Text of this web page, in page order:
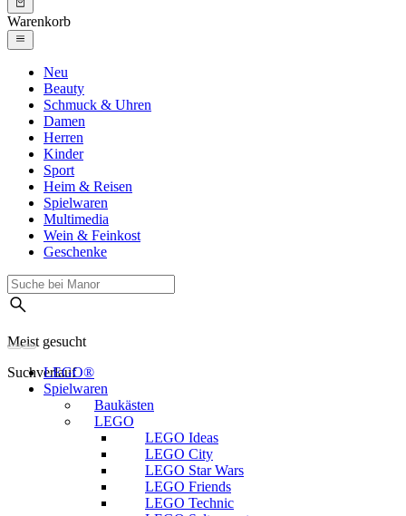
Warenkorb
Neu
Beauty
Schmuck & Uhren
Damen
Herren
Kinder
Sport
Heim & Reisen
Spielwaren
Multimedia
Wein & Feinkost
Geschenke
Meist gesucht
Suchverlauf
LEGO®
Spielwaren
Baukästen
LEGO
LEGO Ideas
LEGO City
LEGO Star Wars
LEGO Friends
LEGO Technic